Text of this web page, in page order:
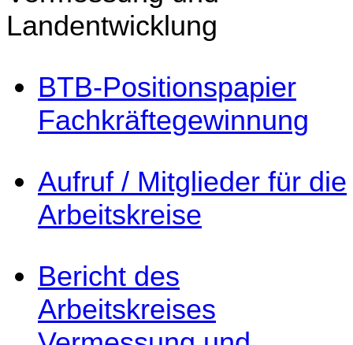
BTB-Positionspapier
Fachkräftegewinnung
Aufruf / Mitglieder für die
Arbeitskreise
Bericht des
Arbeitskreises